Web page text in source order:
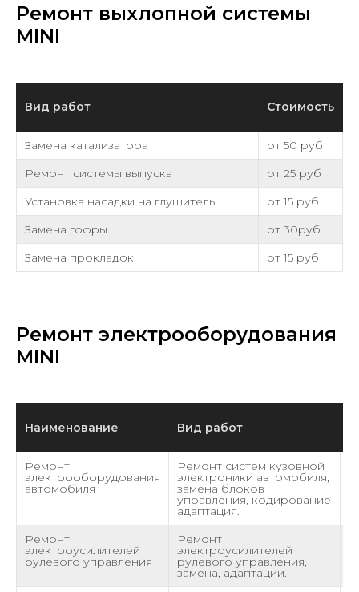
Ремонт выхлопной системы
MINI
Вид работ Стоимость
Замена катализатора
от 50 руб
Ремонт системы выпуска
от 25 руб
Установка насадки на глушитель
от 15 руб
Замена гофры
от 30руб
Замена прокладок
от 15 руб
Ремонт электрооборудования
MINI
Наименование Вид работ
Ремонт
электрооборудования
автомобиля
Ремонт систем кузовной
электроники автомобиля,
замена блоков
управления, кодирование
адаптация.
Ремонт
электроусилителей
рулевого управления
Ремонт
электроусилителей
рулевого управления,
замена, адаптации.